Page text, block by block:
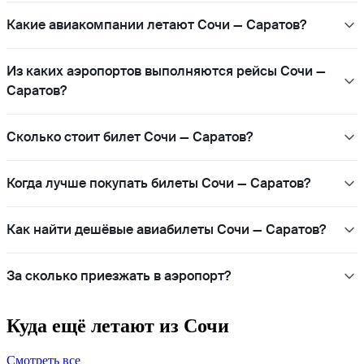
Какие авиакомпании летают Сочи — Саратов?
Из каких аэропортов выполняются рейсы Сочи —
Саратов?
Сколько стоит билет Сочи — Саратов?
Когда лучше покупать билеты Сочи — Саратов?
Как найти дешёвые авиабилеты Сочи — Саратов?
За сколько приезжать в аэропорт?
Куда ещё летают из Сочи
Смотреть все